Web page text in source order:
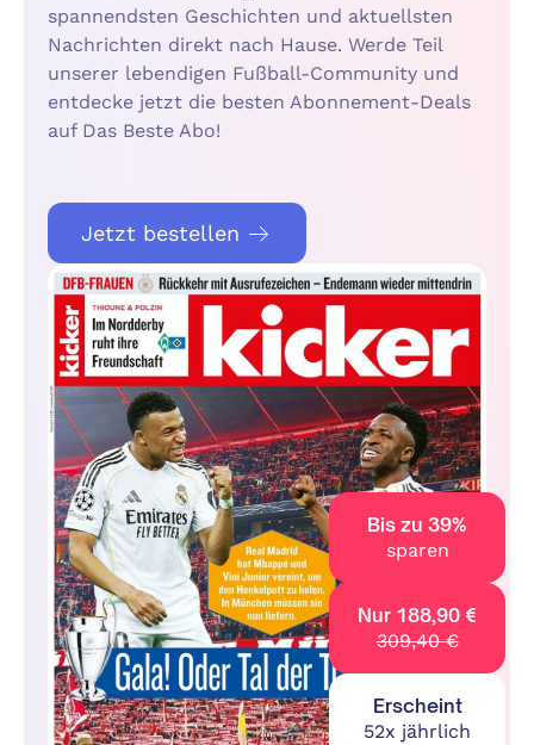
spannendsten Geschichten und aktuellsten
Nachrichten direkt nach Hause. Werde Teil
unserer lebendigen Fußball-Community und
entdecke jetzt die besten Abonnement-Deals
auf Das Beste Abo!
Jetzt bestellen
Bis zu 39%
sparen
Nur 188,90 €
309,40 €
Erscheint
52x jährlich